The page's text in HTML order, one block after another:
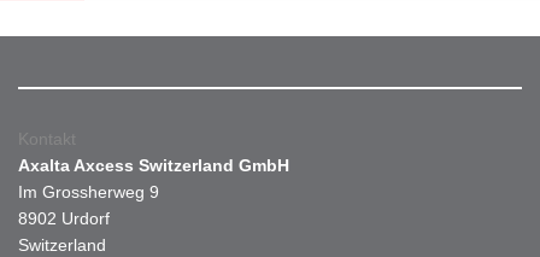
Kontakt
Axalta Axcess Switzerland GmbH
Im Grossherweg 9
8902 Urdorf
Switzerland